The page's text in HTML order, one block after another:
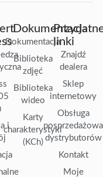
i
Dokumentacja
Dokumentacja
Biblioteka
zdjęć
Biblioteka
wideo
Karty
charakterystyki
(KCh)
linki
Znajdź
dealera
Sklep
internetowy
Obsługa
posprzedażowa
dystrybutorów
Kontakt
Moje